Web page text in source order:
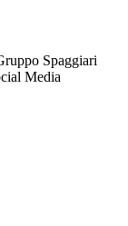
Spaggiari
Media